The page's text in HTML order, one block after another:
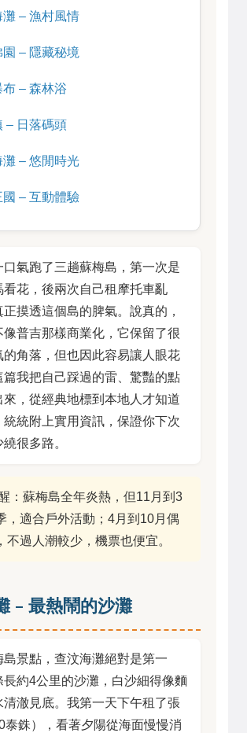
灘 – 漁村風情
– 隱藏秘境
– 森林浴
– 日落碼頭
灘 – 悠閒時光
國 – 互動體驗
口氣跑了三趟蘇梅島，第一次是
看花，後兩次自己租摩托車亂
摸透這個島的脾氣。說真的，
像普吉那樣商業化，它保留了很
的角落，但也因此容易讓人眼花
篇我把自己踩過的雷、驚豔的點
來，從經典地標到本地人才知道
統統附上實用資訊，保證你下次
很多路。
：蘇梅島全年炎熱，但11月到3
，適合戶外活動；4月到10月偶
不過人潮較少，機票也便宜。
– 最熱鬧的沙灘
島景點，查汶海灘絕對是第一
長約4公里的沙灘，白沙細得像麵
清澈見底。我第一天下午租了張
泰銖），看著夕陽從海面慢慢消